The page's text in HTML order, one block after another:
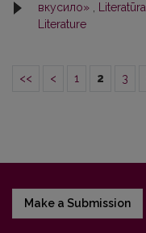
вкусило»
Literature
<< < 1 2 3
Make a Submission